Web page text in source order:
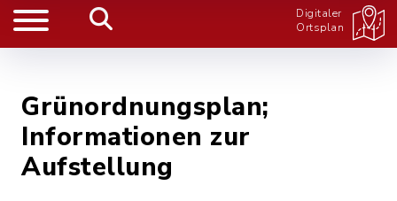
Digitaler
Ortsplan
Grünordnungsplan;
Informationen zur
Aufstellung